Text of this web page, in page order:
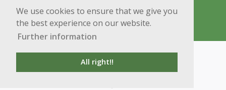
We use cookies to ensure that we give you
the best experience on our website.
Further information
All right!!
Copyright © 2020 BME Építőmérnöki Kar
1111 Budapest, Műegyetem rkp. 3.